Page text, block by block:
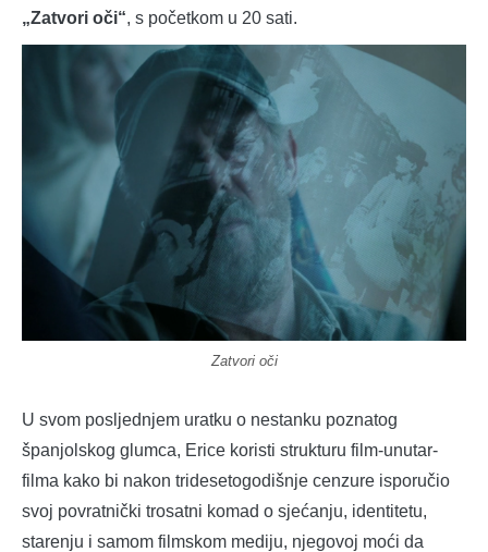
„Zatvori oči“, s početkom u 20 sati.
Zatvori oči
U svom posljednjem uratku o nestanku poznatog
španjolskog glumca, Erice koristi strukturu film-unutar-
filma kako bi nakon tridesetogodišnje cenzure isporučio
svoj povratnički trosatni komad o sjećanju, identitetu,
starenju i samom filmskom mediju, njegovoj moći da